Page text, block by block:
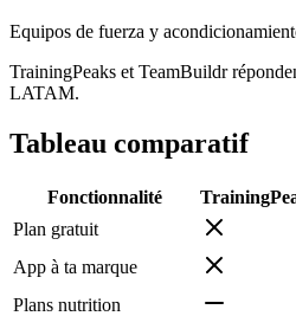
Equipos de fuerza y
TrainingPeaks et TeamBuildr
LATAM.
Tableau comparatif
Fonctionnalité
Plan gratuit
App à ta marque
Plans nutrition